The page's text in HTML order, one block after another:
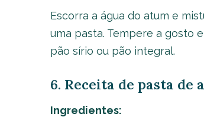
Escorra a água do atum e
uma pasta. Tempere a gosto
pão sírio ou pão integral.
6. Receita de pasta
Ingredientes: